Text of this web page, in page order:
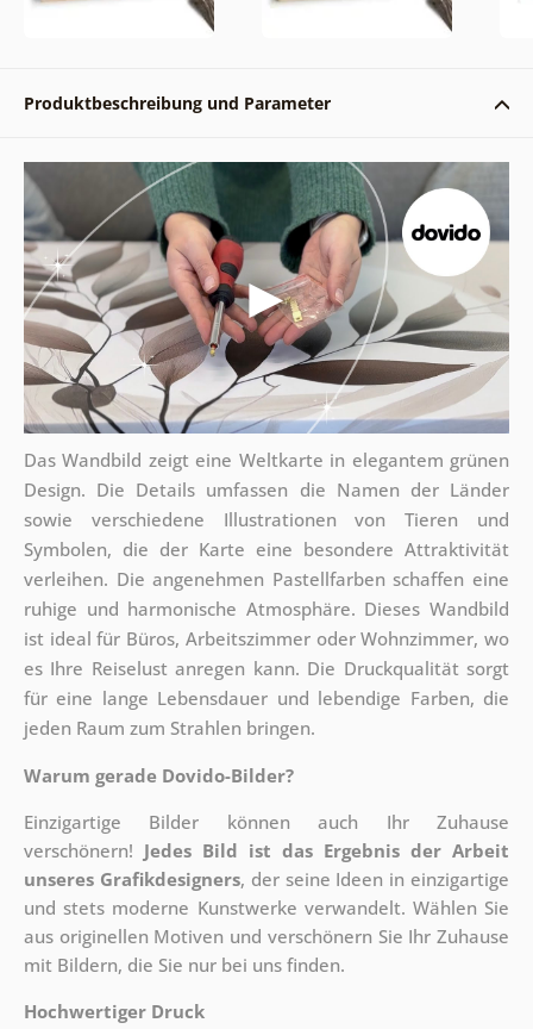
Produktbeschreibung und Parameter
Das Wandbild zeigt eine Weltkarte in elegantem grünen
Design. Die Details umfassen die Namen der Länder
sowie verschiedene Illustrationen von Tieren und
Symbolen, die der Karte eine besondere Attraktivität
verleihen. Die angenehmen Pastellfarben schaffen eine
ruhige und harmonische Atmosphäre. Dieses Wandbild
ist ideal für Büros, Arbeitszimmer oder Wohnzimmer, wo
es Ihre Reiselust anregen kann. Die Druckqualität sorgt
für eine lange Lebensdauer und lebendige Farben, die
jeden Raum zum Strahlen bringen.
Warum gerade Dovido-Bilder?
Einzigartige Bilder können auch Ihr Zuhause
verschönern! Jedes Bild ist das Ergebnis der Arbeit
unseres Grafikdesigners, der seine Ideen in einzigartige
und stets moderne Kunstwerke verwandelt. Wählen Sie
aus originellen Motiven und verschönern Sie Ihr Zuhause
mit Bildern, die Sie nur bei uns finden.
Hochwertiger Druck